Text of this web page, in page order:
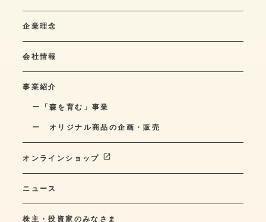
企業理念
会社情報
事業紹介
ー「森を育む」事業
ー オリジナル商品の企画・販売
オンラインショップ launch
ニュース
株主・投資家のみなさま